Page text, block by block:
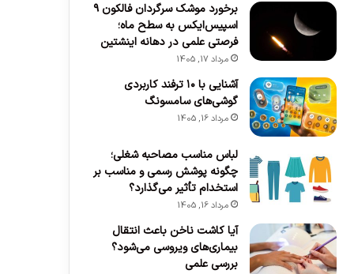
برخورد موشک سرگردان فالکون ۹
اسپیس‌ایکس به سطح ماه؛
فرصتی علمی در دهانه اینشتین
مرداد 17, 1405
آشنایی با ۱۰ ترفند کاربردی
گوشی‌های سامسونگ
مرداد 16, 1405
لباس مناسب مصاحبه شغلی؛
چگونه پوشش رسمی و مناسب بر
استخدام تأثیر می‌گذارد؟
مرداد 16, 1405
آیا کاشت ناخن باعث انتقال
بیماری‌های ویروسی می‌شود؟
بررسی علمی